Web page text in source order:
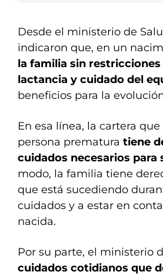
Desde el ministerio de
indicaron que, en un
la familia sin
lactancia y cuidado del
beneficios para la
En esa línea, la cartera
persona prematura tiene
cuidados necesarios
modo, la familia tiene
que está sucediendo
cuidados y a estar en
nacida.
Por su parte, el ministerio
cuidados cotidianos que